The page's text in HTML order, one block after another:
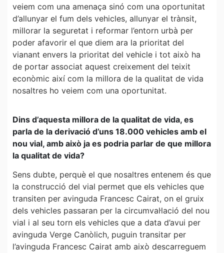
veiem com una amenaça sinó com una oportunitat
d’allunyar el fum dels vehicles, allunyar el trànsit,
millorar la seguretat i reformar l’entorn urbà per
poder afavorir el que diem ara la prioritat del
vianant envers la prioritat del vehicle i tot això ha
de portar associat aquest creixement del teixit
econòmic així com la millora de la qualitat de vida
nosaltres ho veiem com una oportunitat.
Dins d’aquesta millora de la qualitat de vida, es
parla de la derivació d’uns 18.000 vehicles amb el
nou vial, amb això ja es podria parlar de que millora
la qualitat de vida?
Sens dubte, perquè el que nosaltres entenem és que
la construcció del vial permet que els vehicles que
transiten per avinguda Francesc Cairat, on el gruix
dels vehicles passaran per la circumval·lació del nou
vial i al seu torn els vehicles que a data d’avui per
avinguda Verge Canòlich, puguin transitar per
l’avinguda Francesc Cairat amb això descarreguem